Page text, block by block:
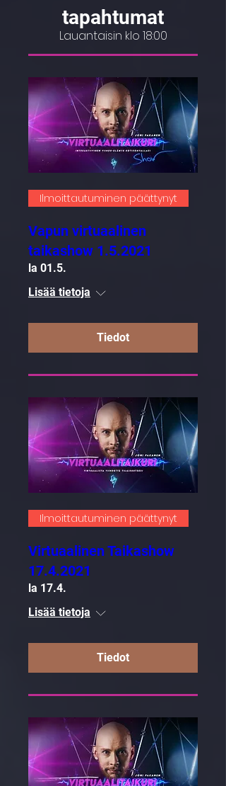
tapahtumat
Ilmoittautuminen päättynyt
Vapun virtuaalinen
taikashow 1.5.2021
la 01.5.
Lisää tietoja
Tiedot
Ilmoittautuminen päättynyt
Virtuaalinen Taikashow
17.4.2021
la 17.4.
Lisää tietoja
Tiedot
Lauantaisin klo 18:00